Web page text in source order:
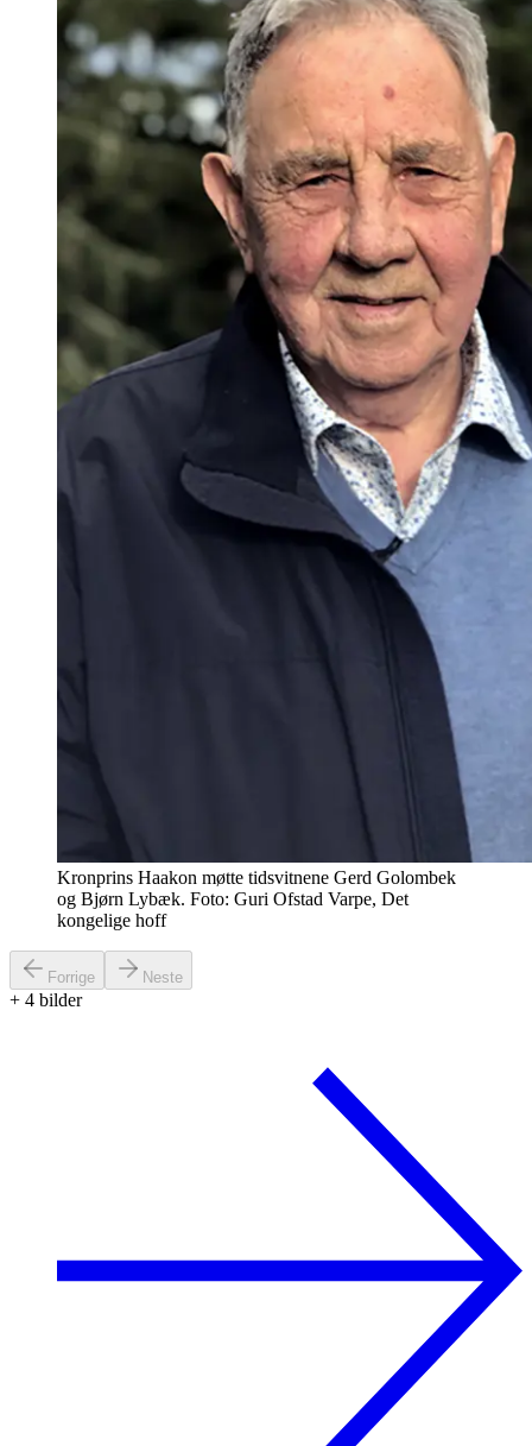
Kronprins Haakon møtte tidsvitnene Gerd Golombek
og Bjørn Lybæk. Foto: Guri Ofstad Varpe, Det
kongelige hoff
Forrige Neste
+ 4 bilder